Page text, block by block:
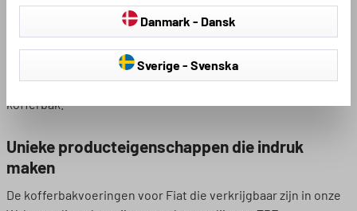
de ergernis van het vieze interieur groot, net als de
schoonmaakinspanning. De perfect passende
kofferbakbakken voor je Fiat uit de Walser online shop bieden
hiervoor een ideale oplossing. Ze passen perfect in je auto
zodat vuil en vocht geen probleem meer zijn voor de
kofferbak.
Unieke producteigenschappen die indruk
maken
De kofferbakvoeringen voor Fiat die verkrijgbaar zijn in onze
Danmark - Dansk
Sverige - Svenska